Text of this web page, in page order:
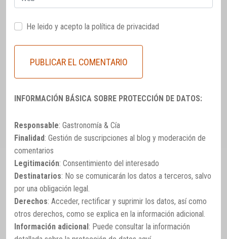
He leido y acepto la política de privacidad
INFORMACIÓN BÁSICA SOBRE PROTECCIÓN DE DATOS:
Responsable: Gastronomía & Cía
Finalidad: Gestión de suscripciones al blog y moderación de
comentarios
Legitimación: Consentimiento del interesado
Destinatarios: No se comunicarán los datos a terceros, salvo
por una obligación legal.
Derechos: Acceder, rectificar y suprimir los datos, así como
otros derechos, como se explica en la información adicional.
Información adicional: Puede consultar la información